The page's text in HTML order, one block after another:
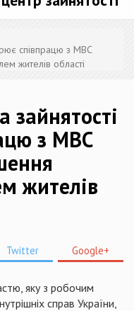
співпрацю з МВС
жителів області
зайнятості
з МВС
жителів
Twitter Google+
яку з робочим
справ України,